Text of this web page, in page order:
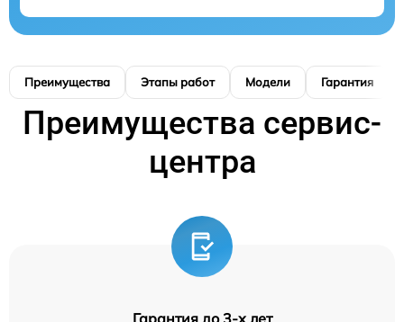
Преимущества Этапы работ Модели Гарантия
Преимущества сервис-
центра
Гарантия до 3-х лет